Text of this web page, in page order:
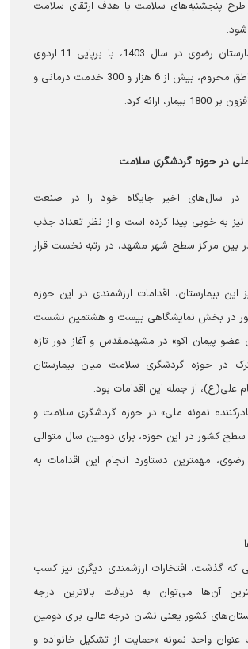
طرح پنجشنبه‌های سلامت با هدف ارتقای سلامت
در مجموع، بیمارستان رضوی در سال 1403، با برپایی 11 اردوی
جهادی در این مناطق محروم، بیش از 6 هزار و 300 خدمت درمانی و
ارائه کرد.
ملی در حوزه گردشگری سلامت
در سال‌های اخیر جایگاه خود را در صنعت
به خوبی پیدا کرده است و از نظر تعداد جذب
بین مراکز سطح شهر مشهد، در رتبه نخست قرار
سال 1403 نیز این بیمارستان، اقدامات ارزشمندی در این حوزه
در بخش نمایشگاهی بیست و هشتمین نشست
عضو پیمان اکو» در مشهدمقدس و آغاز دور تازه
در حوزه گردشگری سلامت میان بیمارستان
علی(ع)، از جمله این اقدامات بود.
نمونه ملی» در حوزه گردشگری سلامت و
سطح کشور در این حوزه، برای دومین سال متوالی
مهمترین دستاورد انجام این اقدامات به
که گذشت، افتخارات ارزشمندی دیگری نیز کسب
آن‌ها می‌توان به دریافت بالاترین درجه
کشور یعنی نشان درجه عالی برای دومین
عنوان واحد نمونه «حمایت از تشکیل خانواده و